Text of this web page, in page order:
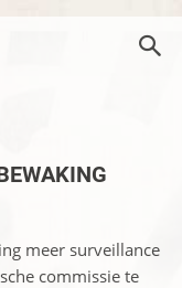
meer surveillance
commissie te